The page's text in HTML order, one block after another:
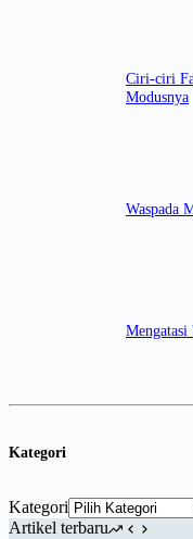
Ciri-ciri
Modusnya
Waspada
Kategori
Kategori
Artikel terbaru